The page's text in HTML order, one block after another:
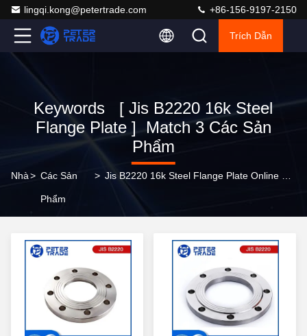
lingqi.kong@petertrade.com +86-156-9197-2150
Trích Dẫn
Keywords [ Jis B2220 16k Steel
Flange Plate ] Match 3 Các Sản
Phẩm
Nhà> Các Sản
Phẩm
>